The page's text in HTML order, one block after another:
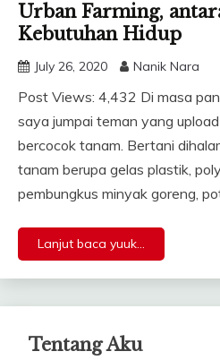
Urban Farming,
Kebutuhan Hidup
July 26, 2020 Nanik Nara
Post Views: 4,432 Di masa
saya jumpai teman yang
bercocok tanam. Bertani
tanam berupa gelas plastik,
pembungkus minyak goreng,
Lanjut baca yuuk...
Tentang Aku